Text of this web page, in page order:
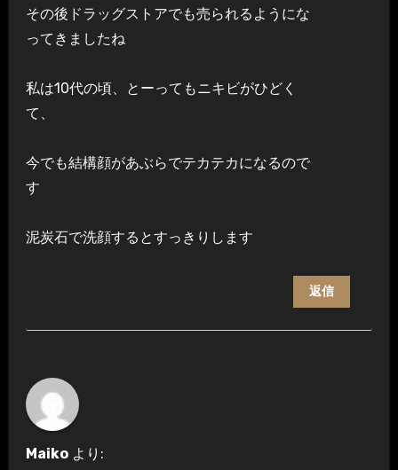
その後ドラッグストアでも売られるようにな
ってきましたね
私は10代の頃、とーってもニキビがひどく
て、
今でも結構顔があぶらでテカテカになるので
す
泥炭石で洗顔するとすっきりします
返信
Maiko より: